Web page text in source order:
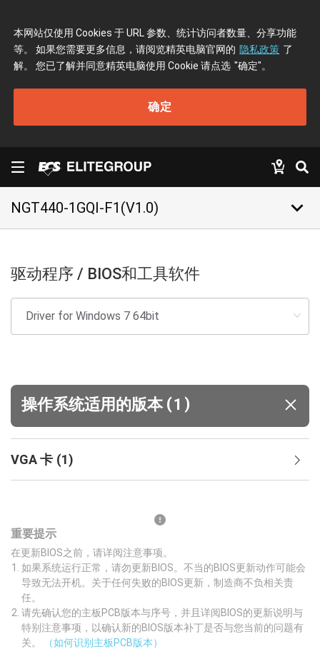
本网站仅使用 Cookies 于 URL 参数、统计访问者数量、分享功能
等。 如果您需要更多信息，请阅览精英电脑官网的 隐私政策 了
解。 您已了解并同意精英电脑使用 Cookie 请点选 "确定"。
确定
NGT440-1GQI-F1(V1.0) keyboard_arrow_down
驱动程序 / BIOS和工具软件
操作系统适用的版本 (1 )
VGA 卡 (1)
重要提示
在更新BIOS之前，请详阅注意事项。
如果系统运行正常，请勿更新BIOS。不当的BIOS更新动作可能会
导致无法开机。关于任何失败的BIOS更新，制造商不负相关责
任。
请先确认您的主板PCB版本与序号，并且详阅BIOS的更新说明与
特别注意事项，以确认新的BIOS版本补丁是否与您当前的问题有
关。
（如何识别主板PCB版本）